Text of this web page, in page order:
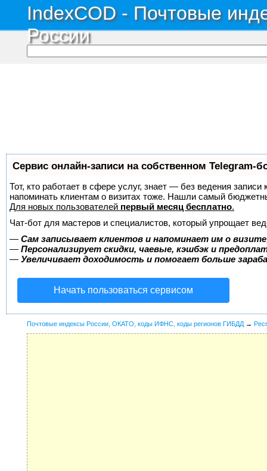
IndexCOD - Почтовые
России
Сервис онлайн-записи на собственном Telegram-
Тот, кто работает в сфере услуг, знает — без ведения
напоминать клиентам о визитах тоже. Нашли самый
Для новых пользователей первый месяц бесплатно.
Чат-бот для мастеров и специалистов, который упрощает
— Сам записывает клиентов и напоминает им о
— Персонализирует скидки, чаевые, кэшбэк и
— Увеличивает доходимость и помогает больше
Начать пользоваться сервисом
Почтовые индексы России, ОКАТО, коды ИФНС, коды регионов ГИБДД →